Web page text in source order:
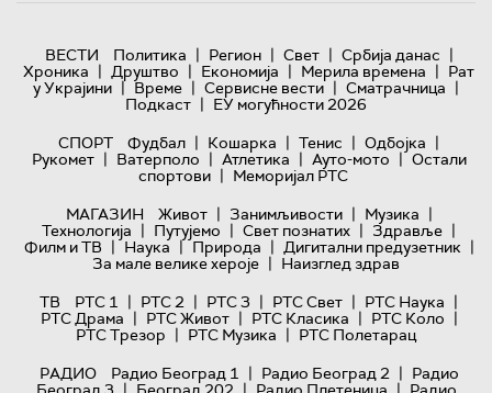
ВЕСТИ Политика | Регион | Свет | Србија данас |
Хроника | Друштво | Економија | Мерила времена | Рат
у Украјини | Време | Сервисне вести | Сматрачница |
Подкаст | ЕУ могућности 2026
СПОРТ
Фудбал | Кошарка | Тенис | Одбојка |
Рукомет | Ватерполо | Атлетика | Ауто-мото | Остали
спортови | Меморијал РТС
МАГАЗИН
Живот | Занимљивости | Музика |
Технологијa | Путујемо | Свет познатих | Здравље |
Филм и ТВ | Наука | Природа | Дигитални предузетник |
За мале велике хероје | Наизглед здрав
ТВ
РТС 1 | РТС 2 | РТС 3 | РТС Свет | РТС Наука |
РТС Драма | РТС Живот | РТС Класика | РТС Коло |
РТС Трезор | РТС Музика | РТС Полетарац
РАДИО
Радио Београд 1 | Радио Београд 2 | Радио